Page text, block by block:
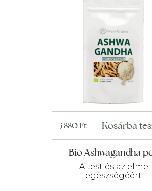
Bio Ashwagandha
A test és az elme
egészségéért
3 880Ft Kosárba